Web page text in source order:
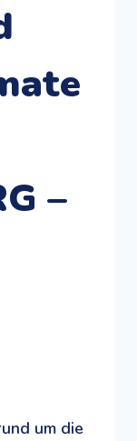
–
um die